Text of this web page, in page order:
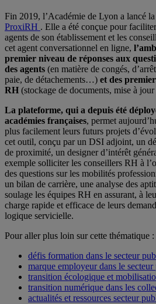
Fin 2019, l’Académie de Lyon a lancé
ProxiRH . Elle a été conçue pour
agents de son établissement et les
cet agent conversationnel en ligne,
premier niveau de réponses aux
des agents (en matière de congés,
paie, de détachements…) et des
RH (stockage de documents, mise à
La plateforme, qui a depuis été
académies françaises, permet
plus facilement leurs futurs projets
cet outil, conçu par un DSI adjoint, un
de proximité, un designer d’intérêt
exemple solliciter les conseillers RH à
des questions sur les mobilités
un bilan de carrière, une analyse des
soulage les équipes RH en assurant, à
charge rapide et efficace de leurs
logique servicielle.
Pour aller plus loin sur cette thématique :
défis formation dans le secteur
marque employeur dans le
transition écologique et
transition numérique dans les
actualités et ressources secteur